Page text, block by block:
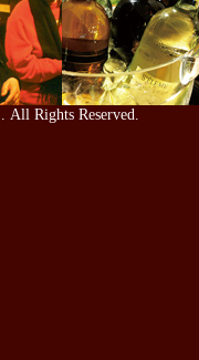
. All Rights Reserved.